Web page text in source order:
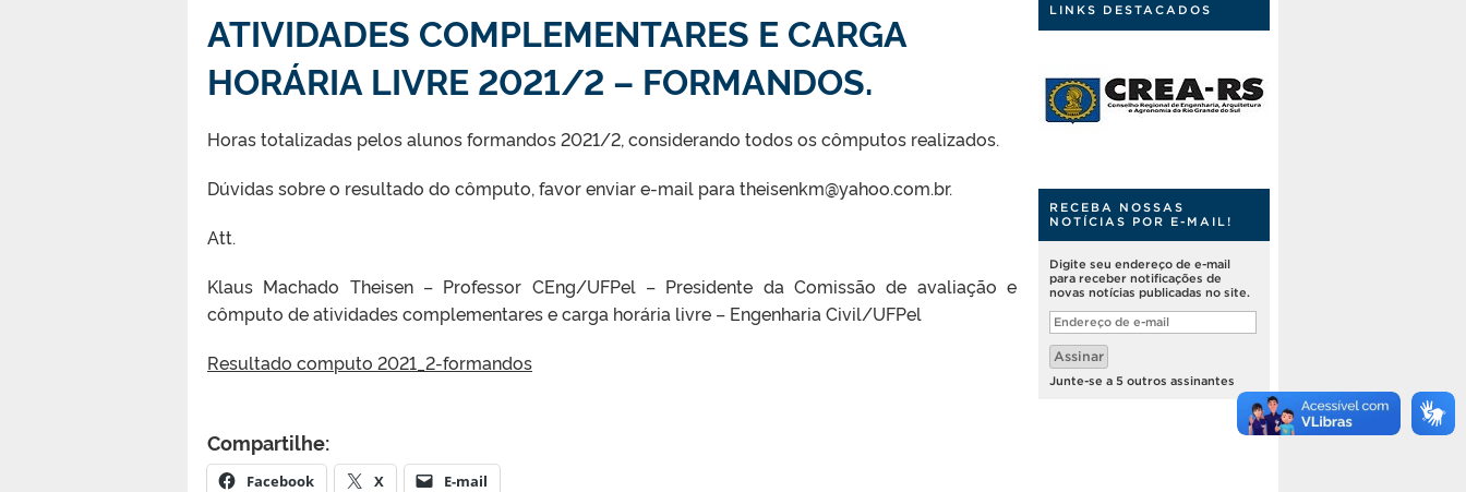
ATIVIDADES COMPLEMENTARES E CARGA
HORÁRIA LIVRE 2021/2 – FORMANDOS.
Horas totalizadas pelos alunos formandos 2021/2, considerando todos os cômputos realizados.
Dúvidas sobre o resultado do cômputo, favor enviar e-mail para theisenkm@yahoo.com.br.
Att.
Klaus Machado Theisen – Professor CEng/UFPel – Presidente da Comissão de avaliação e
cômputo de atividades complementares e carga horária livre – Engenharia Civil/UFPel
Resultado computo 2021_2-formandos
Compartilhe:
Facebook X E-mail
LINKS DESTACADOS
RECEBA NOSSAS
NOTÍCIAS POR E-MAIL!
Digite seu endereço de e-mail
para receber notificações de
novas notícias publicadas no site.
Endereço
de
e-
mail
Assinar
Junte-se a 5 outros assinantes